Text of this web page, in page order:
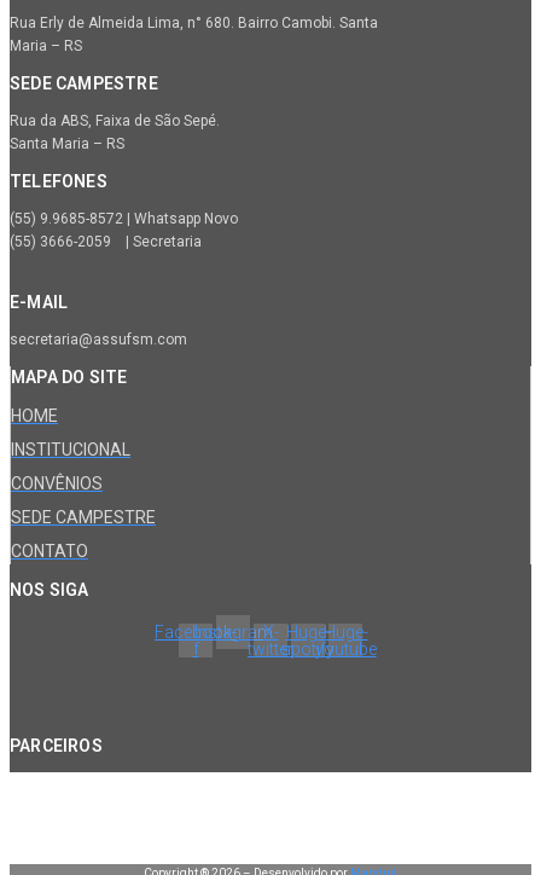
Rua Erly de Almeida Lima, n° 680. Bairro Camobi. Santa
Maria – RS
SEDE CAMPESTRE
Rua da ABS, Faixa de São Sepé.
Santa Maria – RS
TELEFONES
(55) 9.9685-8572 | Whatsapp Novo
(55) 3666-2059 | Secretaria
E-MAIL
secretaria@assufsm.com
MAPA DO SITE
HOME
INSTITUCIONAL
CONVÊNIOS
SEDE CAMPESTRE
CONTATO
NOS SIGA
Facebook-
f
InstagramX-
twitter
Huge-
spotify
Huge-
youtube
PARCEIROS